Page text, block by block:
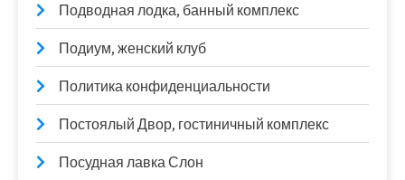
Подводная лодка, банный комплекс
Подиум, женский клуб
Политика конфиденциальности
Постоялый Двор, гостиничный комплекс
Посудная лавка Слон